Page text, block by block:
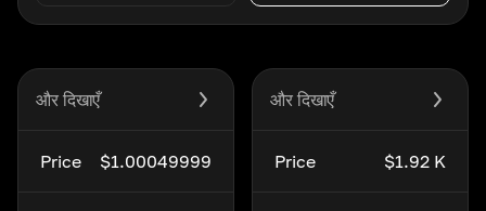
और दिखाएँ
Price $1.00049999
और दिखाएँ
Price $1.92 K